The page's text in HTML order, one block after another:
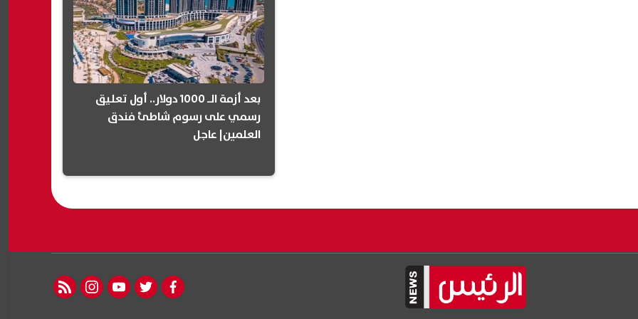
بعد أزمة الـ 1000 دولار.. أول تعليق
رسمي على رسوم شاطئ فندق
العلمين| عاجل
facebook
twitter
youtube
instagram
rss feed